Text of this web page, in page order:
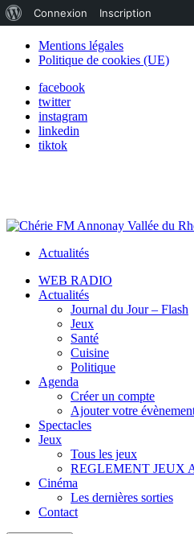
Mentions légales
Politique de cookies (UE)
facebook
twitter
instagram
linkedin
tiktok
Actualités
WEB RADIO
Actualités
Journal du Jour – Flash
Jeux
Santé
Cuisine
Politique
Agenda
Créer un compte
Ajouter votre
Spectacles
Jeux
Tous les jeux
REGLEMENT JEUX
Cinéma
Les dernières sorties
Contact
de
WordPress
Connexion Inscription